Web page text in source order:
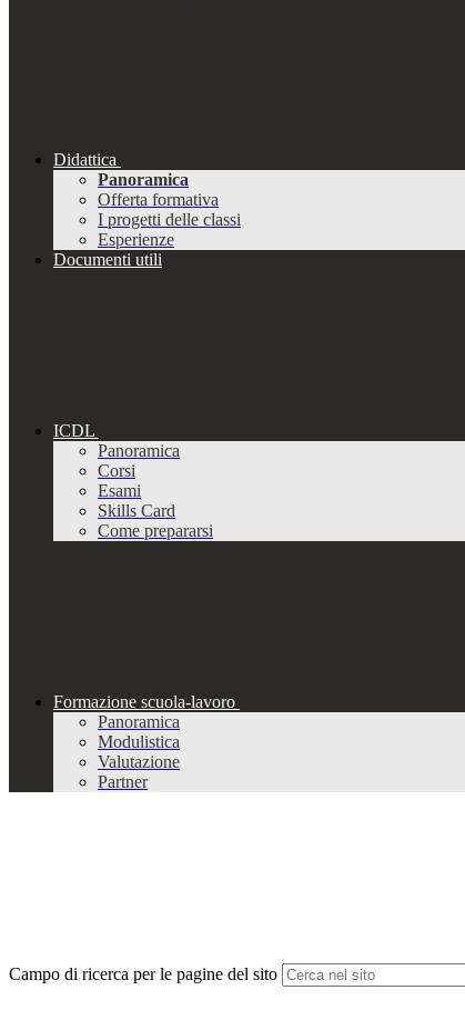
Didattica
Panoramica
Offerta formativa
I progetti delle classi
Esperienze
Documenti utili
ICDL
Panoramica
Corsi
Esami
Skills Card
Come prepararsi
Formazione scuola-lavoro
Panoramica
Modulistica
Valutazione
Partner
Campo di ricerca per le pagine del sito